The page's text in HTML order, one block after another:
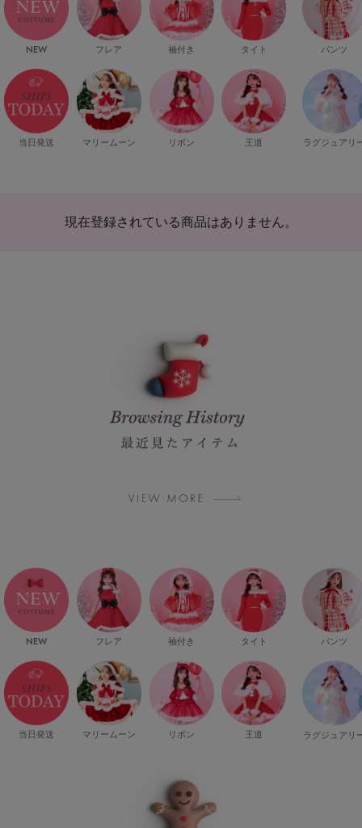
NEW
当日発送
フレア
マリームーン
袖付き
リボン
タイト
王道
パンツ
ラグジュアリ
現在登録されている商品はありません。
NEW
当日発送
フレア
マリームーン
袖付き
リボン
タイト
王道
パンツ
ラグジュアリ